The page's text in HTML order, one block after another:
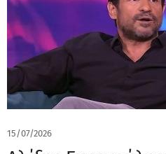
15/07/2026